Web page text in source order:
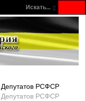
Искать...
РСФСР
РСФСР